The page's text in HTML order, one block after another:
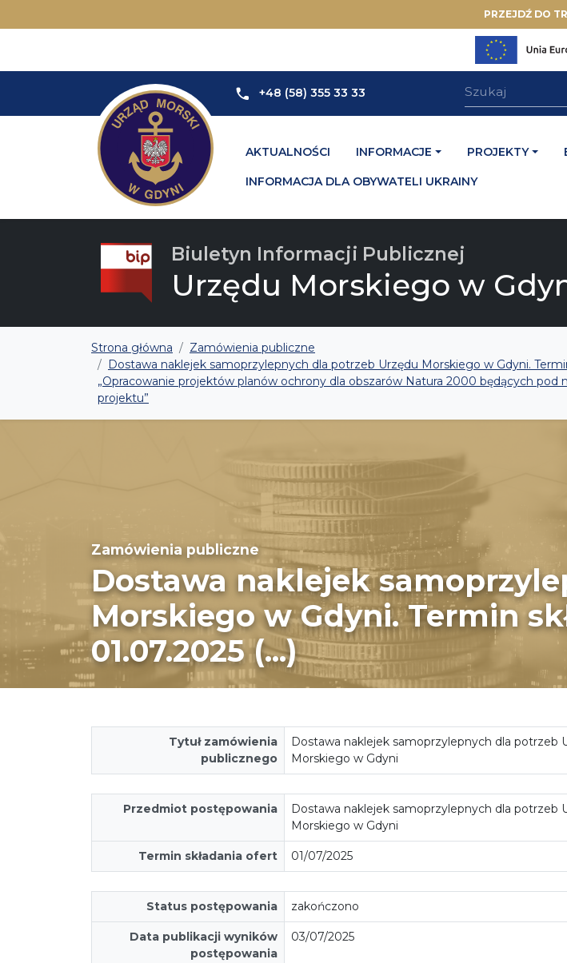
PRZEJDŹ DO
+48 (58) 355 33 33
AKTUALNOŚCI INFORMACJE PROJEKTY
INFORMACJA DLA OBYWATELI UKRAINY
Biuletyn Informacji Publicznej
Urzędu Morskiego w
Strona główna
Zamówienia publiczne
Dostawa naklejek samoprzylepnych dla potrzeb Urzędu Morskiego w Gdyni.
„Opracowanie projektów planów ochrony dla obszarów Natura 2000 będących
projektu”
Zamówienia publiczne
Dostawa naklejek
Morskiego w Gdyni. Termin
01.07.2025 (...)
Tytuł zamówienia
publicznego
Dostawa naklejek samoprzylepnych dla potrzeb
Morskiego w Gdyni
Przedmiot postępowania
Dostawa naklejek samoprzylepnych dla potrzeb
Morskiego w Gdyni
Termin składania ofert 01/07/2025
Status postępowania zakończono
Data publikacji wyników
postępowania
03/07/2025